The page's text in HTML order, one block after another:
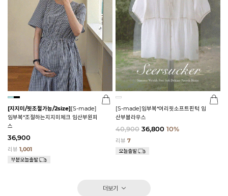
[지지미/핏조절가능/2size][S-made]
임부복*조절하는지지미체크 임산부원피
스
36,900
리뷰 1,001
[S-made]임부복*여리핏소프트핀턱 임
산부블라우스
40,900 36,800 10%
리뷰 7
더보기